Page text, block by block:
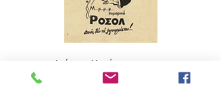
Από τη συλλογή του
Μορφωτικού Ιδρύματος
Εθνικής Τραπέζης.